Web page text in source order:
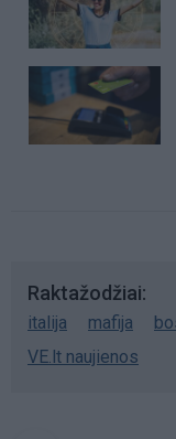
Raktažodžiai
italija mafija
VE.lt naujienos